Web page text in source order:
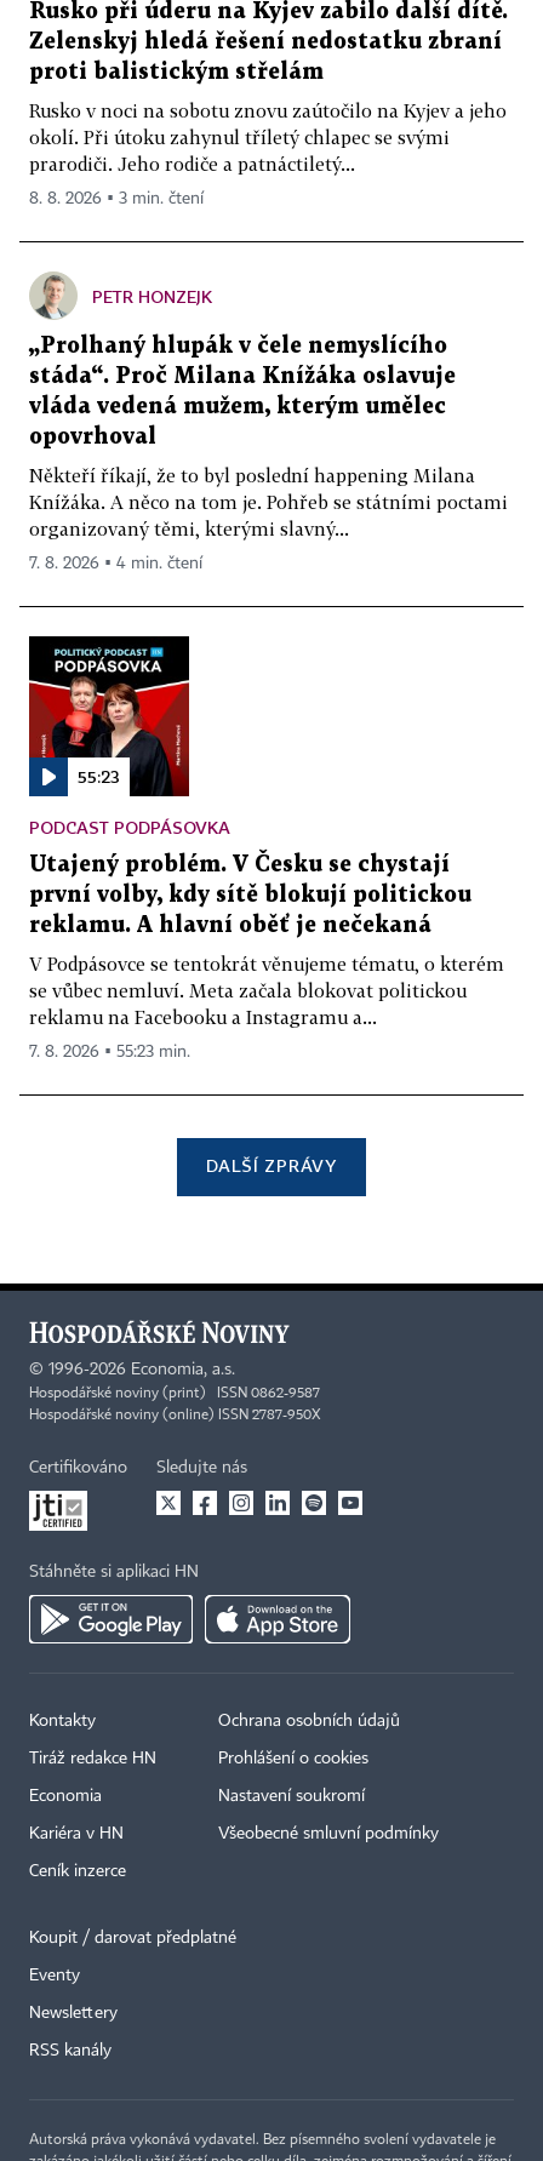
Rusko při úderu na Kyjev zabilo další dítě.
Zelenskyj hledá řešení nedostatku zbraní
proti balistickým střelám
Rusko v noci na sobotu znovu zaútočilo na Kyjev a jeho
okolí. Při útoku zahynul tříletý chlapec se svými
prarodiči. Jeho rodiče a patnáctiletý...
8. 8. 2026 ▪ 3 min. čtení
PETR HONZEJK
„Prolhaný hlupák v čele nemyslícího
stáda“. Proč Milana Knížáka oslavuje
vláda vedená mužem, kterým umělec
opovrhoval
Někteří říkají, že to byl poslední happening Milana
Knížáka. A něco na tom je. Pohřeb se státními poctami
organizovaný těmi, kterými slavný...
7. 8. 2026 ▪ 4 min. čtení
55:23
PODCAST PODPÁSOVKA
Utajený problém. V Česku se chystají
první volby, kdy sítě blokují politickou
reklamu. A hlavní oběť je nečekaná
V Podpásovce se tentokrát věnujeme tématu, o kterém
se vůbec nemluví. Meta začala blokovat politickou
reklamu na Facebooku a Instagramu a...
7. 8. 2026 ▪ 55:23 min.
DALŠÍ ZPRÁVY
© 1996-2026 Economia, a.s.
Hospodářské noviny (print) ISSN 0862-9587
Hospodářské noviny (online) ISSN 2787-950X
Certifikováno Sledujte nás
Stáhněte si aplikaci HN
Kontakty
Tiráž redakce HN
Economia
Kariéra v HN
Ceník inzerce
Ochrana osobních údajů
Prohlášení o cookies
Nastavení soukromí
Všeobecné smluvní podmínky
Koupit / darovat předplatné
Eventy
Newslettery
RSS kanály
Autorská práva vykonává vydavatel. Bez písemného svolení vydavatele je